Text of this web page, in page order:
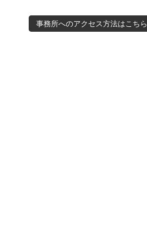
事務所へのアクセス方法はこちら